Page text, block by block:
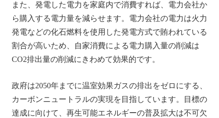
また、発電した電力を家庭内で消費すれば、電力会社か
ら購入する電力量を減らせます。電力会社の電力は火力
発電などの化石燃料を使用した発電方式で賄われている
割合が高いため、自家消費による電力購入量の削減は
CO2排出量の削減にきわめて効果的です。
政府は2050年までに温室効果ガスの排出をゼロにする、
カーボンニュートラルの実現を目指しています。目標の
達成に向けて、再生可能エネルギーの普及拡大は不可欠